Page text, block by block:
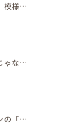
【星ヶ丘・平針】模様替えで気付いた…コンセントの「消えない黒い点」｜トコジラミのサインかもしれません
地面に落ちた巣じゃない！？地面、土の中に作られたスズメバチの巣に要注意【名古屋市天白区・梅森台周辺】
天白区原エアコンの「カサカサ音」に注意！アブラコウモリが招く...